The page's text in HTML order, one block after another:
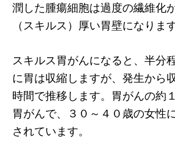
潤した腫瘍細胞は過度の繊維化
（スキルス）厚い胃壁になります
スキルス胃がんになると、半分
に胃は収縮しますが、発生から
時間で推移します。胃がんの約
胃がんで、３０～４０歳の女性
されています。